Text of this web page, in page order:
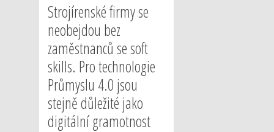
Strojírenské firmy se
neobejdou bez
zaměstnanců se soft
skills. Pro technologie
Průmyslu 4.0 jsou
stejně důležité jako
digitální gramotnost